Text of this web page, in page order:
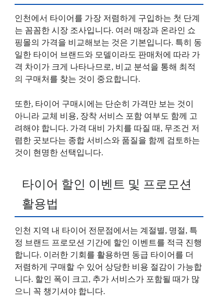
인천에서 타이어를 가장 저렴하게 구입하는 첫 단계
는 꼼꼼한 시장 조사입니다. 여러 매장과 온라인 쇼
핑몰의 가격을 비교해보는 것은 기본입니다. 특히 동
일한 타이어 브랜드와 모델이라도 판매처에 따라 가
격 차이가 크게 나타나므로, 비교 분석을 통해 최적
의 구매처를 찾는 것이 중요합니다.
또한, 타이어 구매시에는 단순히 가격만 보는 것이
아니라 교체 비용, 장착 서비스 포함 여부도 함께 고
려해야 합니다. 가격 대비 가치를 따질 때, 무조건 저
렴한 곳보다는 종합 서비스와 품질을 함께 검토하는
것이 현명한 선택입니다.
타이어 할인 이벤트 및 프로모션
활용법
인천 지역 내 타이어 전문점에서는 계절별, 명절, 특
정 브랜드 프로모션 기간에 할인 이벤트를 적극 진행
합니다. 이러한 기회를 활용하면 동급 타이어를 더
저렴하게 구매할 수 있어 상당한 비용 절감이 가능합
니다. 할인 폭이 크고, 추가 서비스가 포함될 때가 많
으니 꼭 챙기셔야 합니다.